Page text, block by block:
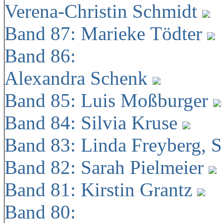
Verena-Christin Schmidt
Band 87: Marieke Tödter
Band 86:
Alexandra Schenk
Band 85: Luis Moßburger
Band 84: Silvia Kruse
Band 83: Linda Freyberg,
Band 82: Sarah Pielmeier
Band 81: Kirstin Grantz
Band 80: